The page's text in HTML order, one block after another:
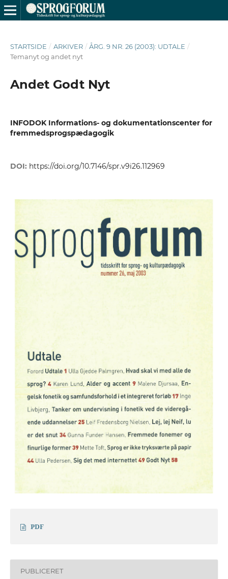
STARTSIDE / ARKIVER / ÅRG. 9 NR. 26 (2003): UDTALE /
Temanyt og andet nyt
Andet Godt Nyt
INFODOK Informations- og dokumentationscenter for
fremmedsprogspædagogik
DOI: https://doi.org/10.7146/spr.v9i26.112969
PDF
PUBLICERET